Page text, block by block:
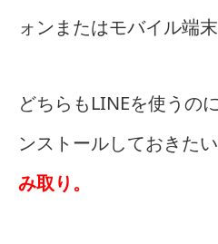
ォンまたはモバイル端末
どちらもLINEを使うの
ンストールしておきた
み取り。